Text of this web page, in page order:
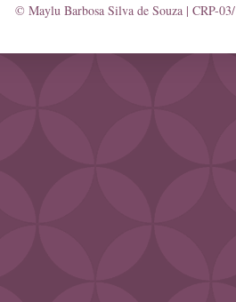
© Maylu Barbosa Silva de Souza | CRP-